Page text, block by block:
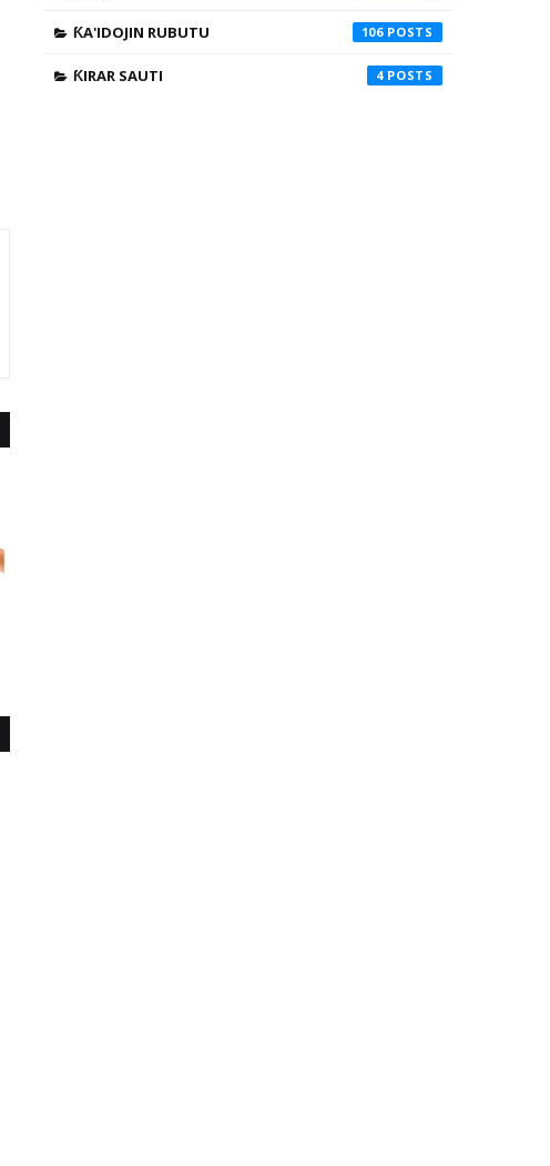
ƘA'IDOJIN RUBUTU 106
ƘIRAR SAUTI 4